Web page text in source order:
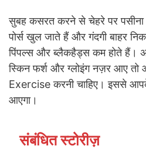
सुबह कसरत करने से चेहरे पर
पोर्स खुल जाते हैं और गंदगी बाहर
पिंपल्स और ब्लैकहैड्स कम होते हैं।
स्किन फर्श और ग्लोइंग नज़र आए
Exercise करनी चाहिए। इससे
आएगा।
संबंधित स्टोरीज़